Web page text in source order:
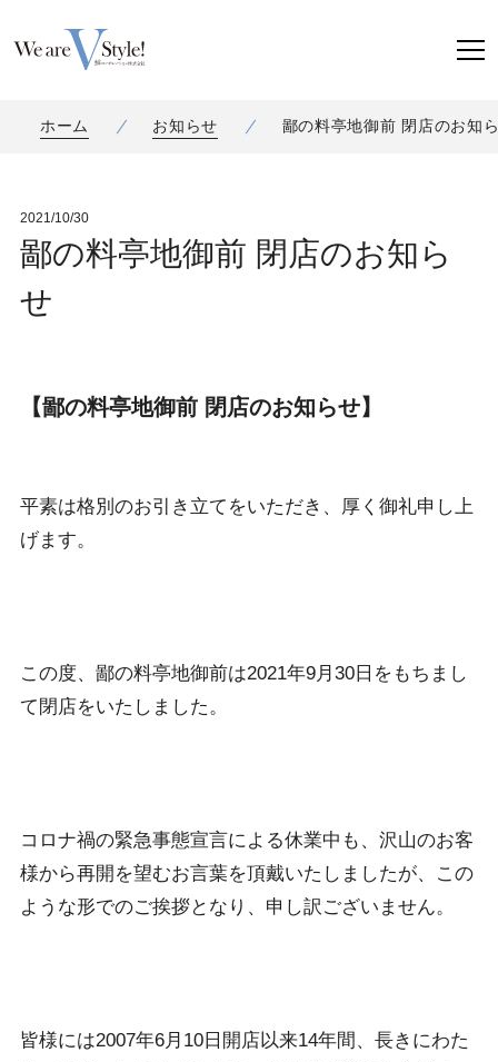
ホーム お知らせ 鄙の料亭地御前 閉店のお知
2021/10/30
鄙の料亭地御前 閉店のお知ら
せ
【鄙の料亭地御前 閉店のお知らせ】
平素は格別のお引き立てをいただき、厚く御礼申し上
げます。
この度、鄙の料亭地御前は2021年9月30日をもちまし
て閉店をいたしました。
コロナ禍の緊急事態宣言による休業中も、沢山のお客
様から再開を望むお言葉を頂戴いたしましたが、この
ような形でのご挨拶となり、申し訳ございません。
皆様には2007年6月10日開店以来14年間、長きにわた